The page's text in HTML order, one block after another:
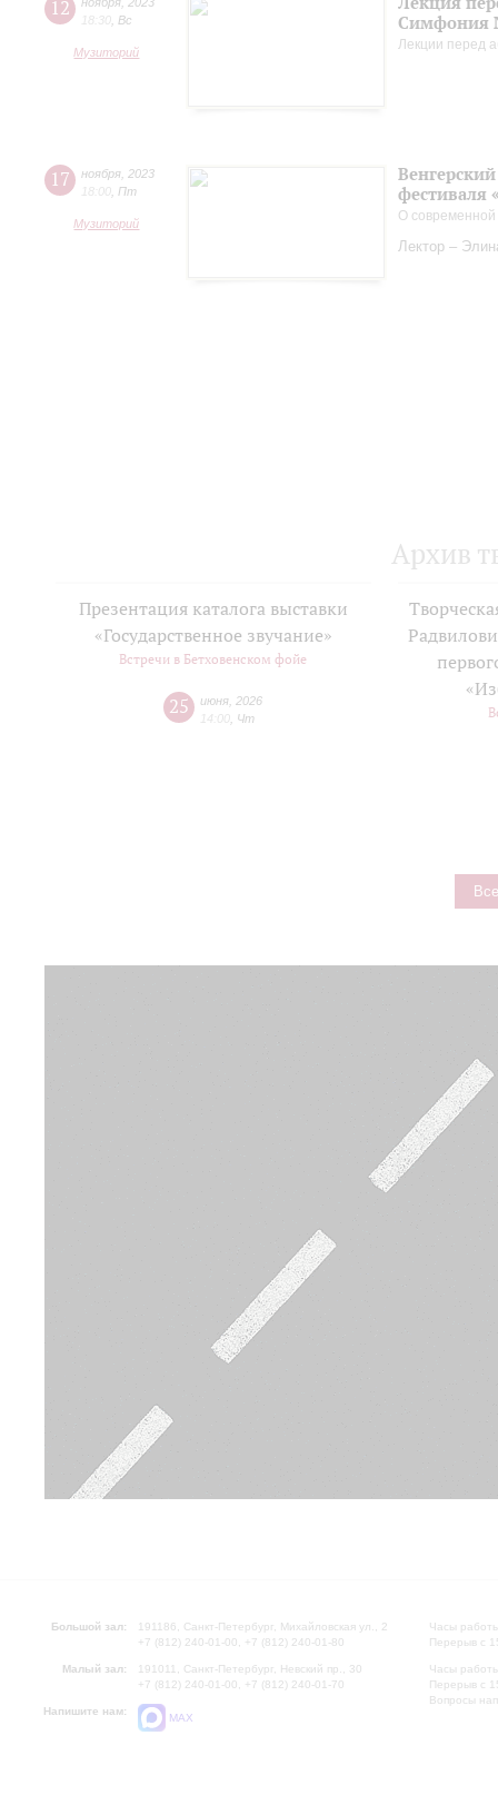
12
18:30 Вс
Музиторий
Симфония
Лекции перед
17 ноября 2023
18:00 Пт
Музиторий
фестиваля
О
Лектор –
Архив
Презентация каталога выставки
«Государственное звучание»
Встречи в Бетховенском фойе
25 июня 2026
14:00 Чт
Большой зал:
191186, Санкт-Петербург, Михайловская ул., 2
+7 (812) 240-01-00, +7 (812) 240-01-80
Малый зал:
191011, Санкт-Петербург, Невский пр., 30
+7 (812) 240-01-00, +7 (812) 240-01-70
Напишите нам:
MAX
Часы
Перерыв с
Часы
Перерыв с
Вопросы